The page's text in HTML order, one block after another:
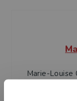
Marie-Louise